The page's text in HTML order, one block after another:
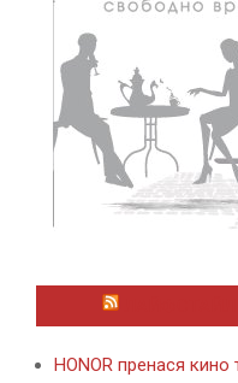
HONOR пренася кино